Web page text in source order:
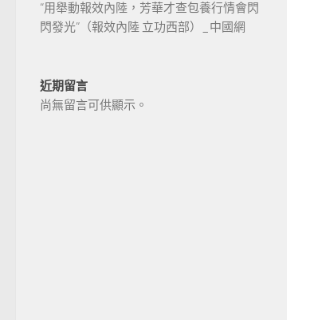
“用舉動報效內陸，芳華才查包養行情會閃
閃發光”（報效內陸 立功西部）_中國網
近期留言
尚無留言可供顯示。